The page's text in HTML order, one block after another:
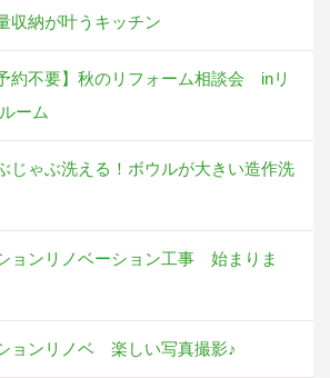
収納が叶うキッチン
予約不要】秋のリフォーム相談会 inリ
ーム
じゃぶ洗える！ボウルが大きい造作洗
ョンリノベーション工事 始まりま
ョンリノベ 楽しい写真撮影♪